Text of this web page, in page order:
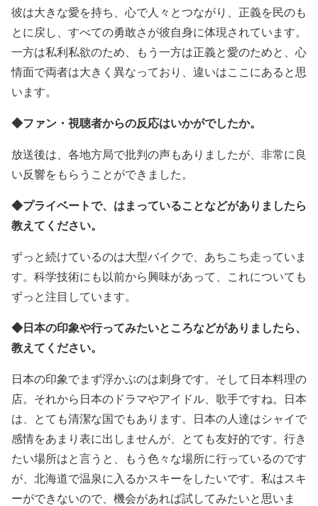
彼は大きな愛を持ち、心で人々とつながり、正義を民のも
とに戻し、すべての勇敢さが彼自身に体現されています。
一方は私利私欲のため、もう一方は正義と愛のためと、心
情面で両者は大きく異なっており、違いはここにあると思
います。
◆ファン・視聴者からの反応はいかがでしたか。
放送後は、各地方局で批判の声もありましたが、非常に良
い反響をもらうことができました。
◆プライベートで、はまっていることなどがありましたら
教えてください。
ずっと続けているのは大型バイクで、あちこち走っていま
す。科学技術にも以前から興味があって、これについても
ずっと注目しています。
◆日本の印象や行ってみたいところなどがありましたら、
教えてください。
日本の印象でまず浮かぶのは刺身です。そして日本料理の
店。それから日本のドラマやアイドル、歌手ですね。日本
は、とても清潔な国でもあります。日本の人達はシャイで
感情をあまり表に出しませんが、とても友好的です。行き
たい場所はと言うと、もう色々な場所に行っているのです
が、北海道で温泉に入るかスキーをしたいです。私はスキ
ーができないので、機会があれば試してみたいと思いま